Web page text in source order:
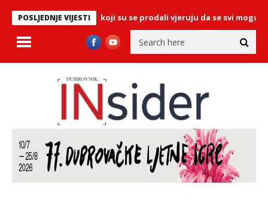
POSLJEDNJE VIJESTI
poruku: ‘Samo oni koji su se prodali vjeruju da se svi mogu